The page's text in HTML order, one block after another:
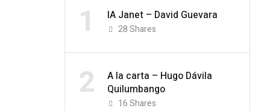
1 IA Janet – David Guevara
28Shares
2
A la carta – Hugo Dávila
Quilumbango
16Shares